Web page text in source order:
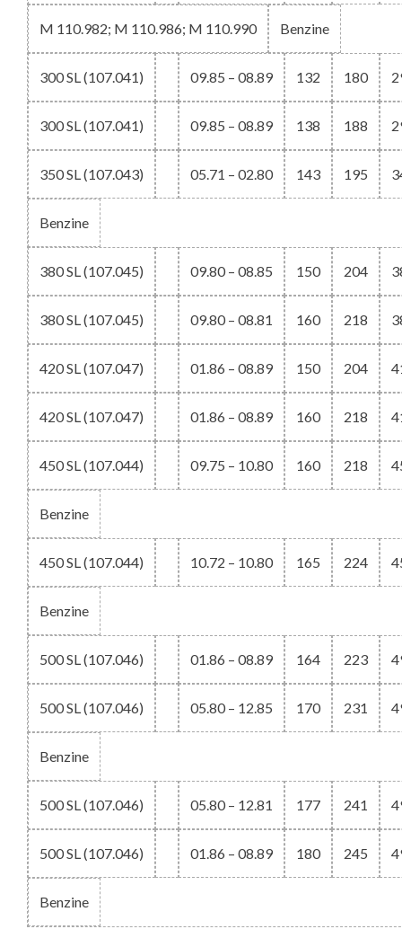
M 110.982; M 110.986; M 110.990 Benzine
300 SL (107.041) 09.85 – 08.89 132 180
300 SL (107.041) 09.85 – 08.89 138 188
350 SL (107.043) 05.71 – 02.80 143 195
Benzine
380 SL (107.045) 09.80 – 08.85 150 204
380 SL (107.045) 09.80 – 08.81 160 218
420 SL (107.047) 01.86 – 08.89 150 204
420 SL (107.047) 01.86 – 08.89 160 218
450 SL (107.044) 09.75 – 10.80 160 218
Benzine
450 SL (107.044) 10.72 – 10.80 165 224
Benzine
500 SL (107.046) 01.86 – 08.89 164 223
500 SL (107.046) 05.80 – 12.85 170 231
Benzine
500 SL (107.046) 05.80 – 12.81 177 241
500 SL (107.046) 01.86 – 08.89 180 245
Benzine